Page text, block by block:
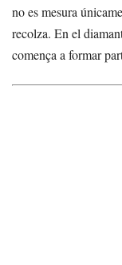
no es mesura
recolza. En el
comença a formar